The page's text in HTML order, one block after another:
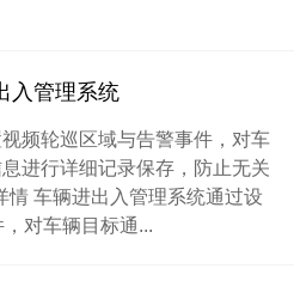
入管理系统
频轮巡区域与告警事件，对车
进行详细记录保存，防止无关
情 车辆进出入管理系统通过设
对车辆目标通...